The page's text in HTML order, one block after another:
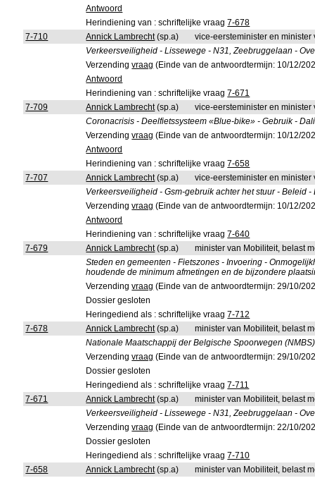
Antwoord
Herindiening van : schriftelijke vraag7-678
7-710
Annick Lambrecht(sp.a)
vice-eersteminister en minister
Verkeersveiligheid - Lissewege - N31, Zeebruggelaan -
Verzendingvraag (Einde van de antwoordtermijn: 10/12/
Antwoord
Herindiening van : schriftelijke vraag7-671
7-709
Annick Lambrecht(sp.a)
vice-eersteminister en minister
Coronacrisis - Deelfietssysteem «Blue-bike» - Gebruik -
Verzendingvraag (Einde van de antwoordtermijn: 10/12/
Antwoord
Herindiening van : schriftelijke vraag7-658
7-707
Annick Lambrecht(sp.a)
vice-eersteminister en minister
Verkeersveiligheid - Gsm-gebruik achter het stuur - Beleid -
Verzendingvraag (Einde van de antwoordtermijn: 10/12/
Antwoord
Herindiening van : schriftelijke vraag7-640
7-679
Annick Lambrecht(sp.a)
minister van Mobiliteit, belast
Steden en gemeenten - Fietszones - Invoering -
houdende de minimum afmetingen en de bijzondere
Verzendingvraag (Einde van de antwoordtermijn: 29/10/
Dossier gesloten
Heringediend als : schriftelijke vraag7-712
7-678
Annick Lambrecht(sp.a)
minister van Mobiliteit, belast
Nationale Maatschappij der Belgische Spoorwegen
Verzendingvraag (Einde van de antwoordtermijn: 29/10/
Dossier gesloten
Heringediend als : schriftelijke vraag7-711
7-671
Annick Lambrecht(sp.a)
minister van Mobiliteit, belast
Verkeersveiligheid - Lissewege - N31, Zeebruggelaan -
Verzendingvraag (Einde van de antwoordtermijn: 22/10/
Dossier gesloten
Heringediend als : schriftelijke vraag7-710
7-658
Annick Lambrecht(sp.a)
minister van Mobiliteit, belast